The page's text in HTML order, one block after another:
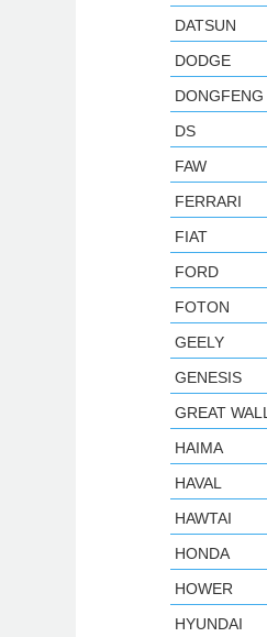
DATSUN
DODGE
DONGFENG
DS
FAW
FERRARI
FIAT
FORD
FOTON
GEELY
GENESIS
GREAT WALL
HAIMA
HAVAL
HAWTAI
HONDA
HOWER
HYUNDAI